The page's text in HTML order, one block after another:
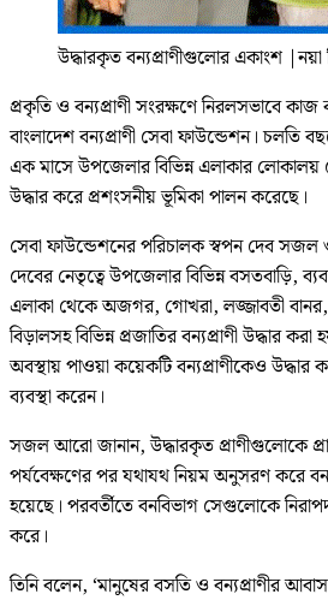
উদ্ধারকৃত বন্যপ্রাণীগুলোর একাংশ |নয়া
প্রকৃতি ও বন্যপ্রাণী সংরক্ষণে নিরলসভাবে কাজ
বাংলাদেশ বন্যপ্রাণী সেবা ফাউন্ডেশন। চলতি
এক মাসে উপজেলার বিভিন্ন এলাকার লোকালয়
উদ্ধার করে প্রশংসনীয় ভূমিকা পালন করেছে।
সেবা ফাউন্ডেশনের পরিচালক স্বপন দেব সজল
দেবের নেতৃত্বে উপজেলার বিভিন্ন বসতবাড়ি,
এলাকা থেকে অজগর, গোখরা, লজ্জাবতী
বিড়ালসহ বিভিন্ন প্রজাতির বন্যপ্রাণী উদ্ধার
অবস্থায় পাওয়া কয়েকটি বন্যপ্রাণীকেও উদ্ধার
ব্যবস্থা করেন।
সজল আরো জানান, উদ্ধারকৃত প্রাণীগুলোকে
পর্যবেক্ষণের পর যথাযথ নিয়ম অনুসরণ করে বন
হয়েছে। পরবর্তীতে বনবিভাগ সেগুলোকে
করে।
তিনি বলেন, ‘মানুষের বসতি ও বন্যপ্রাণীর